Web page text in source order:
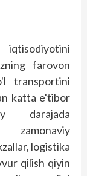
iqtisodiyotini
farovon
transportini
katta e'tibor
darajada
logistika
qilish qiyin